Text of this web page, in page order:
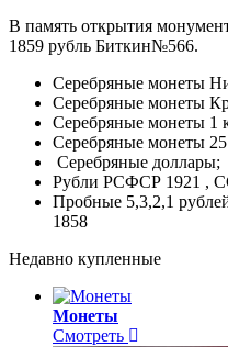
В память открытия
1859 рубль Биткин№566.
Серебряные монеты
Серебряные монеты
Серебряные монеты 1
Серебряные монеты
Серебряные доллары;
Рубли РСФСР 1921 ,
Пробные 5,3,2,1
1858
Недавно купленные
Монеты
Смотреть